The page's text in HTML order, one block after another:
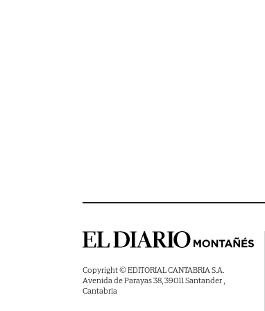
Copyright © EDITORIAL CANTABRIA S.A.
Avenida de Parayas 38, 39011 Santander ,
Cantabria